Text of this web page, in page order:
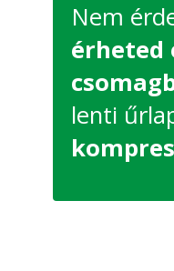
Nem
érheted
lenti